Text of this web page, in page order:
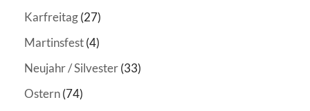
Karfreitag(27)
Martinsfest(4)
Neujahr / Silvester(33)
Ostern(74)